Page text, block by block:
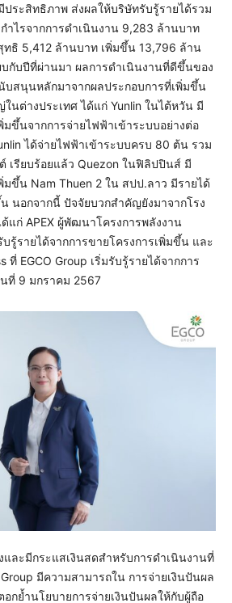
ประสิทธิภาพ ส่งผลให้บริษัทรับรู้รายได้รวม
ำไรจากการดำเนินงาน 9,283 ล้านบาท
ทธิ 5,412 ล้านบาท เพิ่มขึ้น 13,796 ล้าน
บกับปีที่ผ่านมา ผลการดำเนินงานที่ดีขึ้นของ
บสนุนหลักมาจากผลประกอบการที่เพิ่มขึ้น
นต่างประเทศ ได้แก่ Yunlin ในไต้หวัน มี
ขึ้นจากการจ่ายไฟฟ้าเข้าระบบอย่างต่อ
ได้จ่ายไฟฟ้าเข้าระบบครบ 80 ต้น รวม
เรียบร้อยแล้ว Quezon ในฟิลิปปินส์ มี
ขึ้น Nam Thuen 2 ใน สปป.ลาว มีรายได้
นอกจากนี้ ปัจจัยบวกสำคัญยังมาจากโรง
แก่ APEX ผู้พัฒนาโครงการพลังงาน
รู้รายได้จากการขายโครงการเพิ่มขึ้น และ
ที่ EGCO Group เริ่มรับรู้รายได้จากการ
ที่ 9 มกราคม 2567
ละมีกระแสเงินสดสำหรับการดำเนินงานที่
มีความสามารถใน การจ่ายเงินปันผล
อกย้ำนโยบายการจ่ายเงินปันผลให้กับผู้ถือ